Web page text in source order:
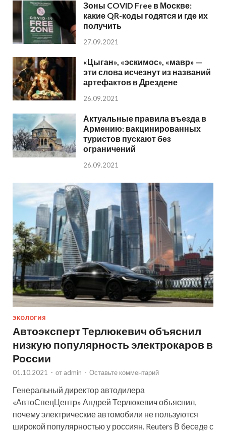
Зоны COVID Free в Москве:
какие QR-коды годятся и где их
получить
27.09.2021
«Цыган», «эскимос», «мавр» —
эти слова исчезнут из названий
артефактов в Дрездене
26.09.2021
Актуальные правила въезда в
Армению: вакцинированных
туристов пускают без
ограничений
26.09.2021
ЭКОЛОГИЯ
Автоэксперт Терлюкевич объяснил
низкую популярность электрокаров в
России
01.10.2021 - от admin - Оставьте комментарий
Генеральный директор автодилера
«АвтоСпецЦентр» Андрей Терлюкевич объяснил,
почему электрические автомобили не пользуются
широкой популярностью у россиян. Reuters В беседе с